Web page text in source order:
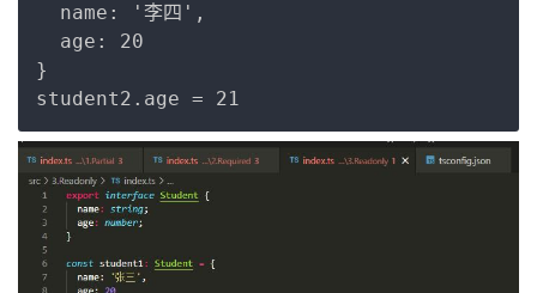
  name: '李四',
  age: 20
}